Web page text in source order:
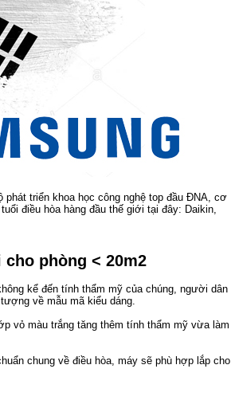
triển khoa học công nghệ top đầu ĐNA, cơ
điều hòa hàng đầu thế giới tại đây: Daikin,
phòng < 20m2
kể đến tính thẩm mỹ của chúng, người dân
về mẫu mã kiểu dáng.
vỏ màu trắng tăng thêm tính thẩm mỹ vừa làm
chung về điều hòa, máy sẽ phù hợp lắp cho